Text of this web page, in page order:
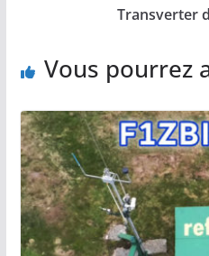
Transverter
Vous pourrez